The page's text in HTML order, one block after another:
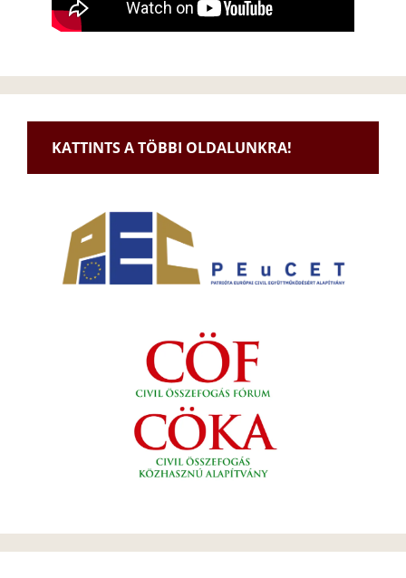
KATTINTS A TÖBBI OLDALUNKRA!